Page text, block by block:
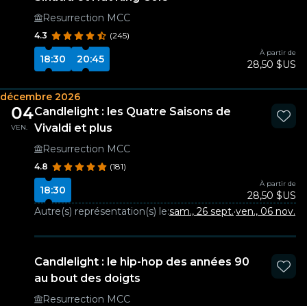
Resurrection MCC
4.3 (245)
18:30 20:45
À partir de
28,50 $US
décembre 2026
04
VEN.
Candlelight : les Quatre Saisons de
Vivaldi et plus
Resurrection MCC
4.8 (181)
18:30
À partir de
28,50 $US
Autre(s) représentation(s) le:sam., 26 sept.·ven., 06 nov.
Candlelight : le hip-hop des années 90
au bout des doigts
Resurrection MCC